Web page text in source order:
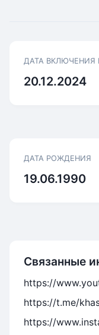
ДАТА ВКЛЮЧЕНИЯ
20.12.2024
ДАТА РОЖДЕНИЯ
19.06.1990
Связанные
https://
https://t.me/
https://